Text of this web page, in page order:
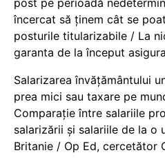
post pe perioadă
încercat să ținem cât se
posturile titularizabile / La
garanta de la început
Salarizarea învățământului
prea mici sau taxare pe
Comparație între salariile
salarizării și salariile de la o
Britanie / Op Ed, cercetător